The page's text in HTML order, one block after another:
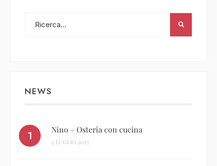
NEWS
Nino – Osteria con cucina
3 LUGLIO 2025